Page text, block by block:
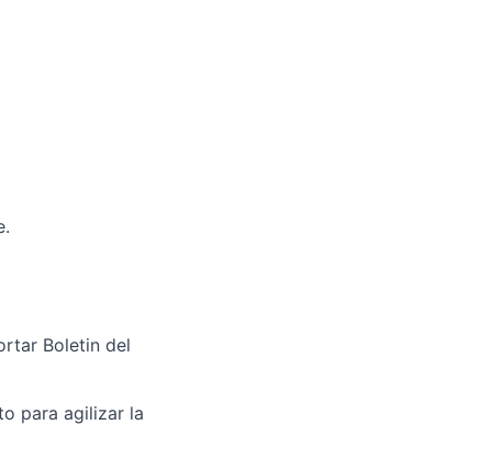
Boletin del
para agilizar la